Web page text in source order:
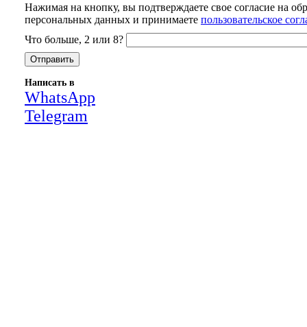
Нажимая на кнопку, вы подтверждаете свое согласие на
персональных данных и принимаете пользовательское
Что больше, 2 или 8?
Написать в
WhatsApp
Telegram